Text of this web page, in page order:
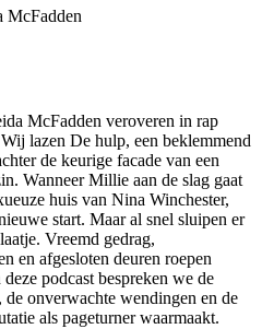
McFadden
McFadden veroveren in rap
lazen De hulp, een beklemmend
de keurige facade van een
Wanneer Millie aan de slag gaat
huis van Nina Winchester,
start. Maar al snel sluipen er
Vreemd gedrag,
en afgesloten deuren roepen
podcast bespreken we de
onverwachte wendingen en de
als pageturner waarmaakt.